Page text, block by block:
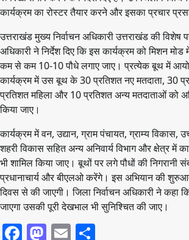
कार्यक्रम का रोस्टर तैयार करने और इसका प्रचार
उत्तराखंड मुख्य निर्वाचन अधिकारी उत्तराखंड की विशेष
अधिकारी ने निर्देश दिए कि इस कार्यक्रम को मिशन
कम से कम 10-10 पौधे लगाए जाए। प्रत्येक बूथ में
कार्यक्रम में उस बूथ के 30 प्रतिशत नए मतदाता, 30
प्रतिशत महिला और 10 प्रतिशत अन्य मतदाताओं को
किया जाए।
कार्यक्रम में वन, उद्यान, ग्राम पंचायत, ग्राम्य विकास,
शहरी विकास सहित अन्य अनिवार्य विभाग और क्षेत्र में
भी शामिल किया जाए। बूथों पर लगे पौधों की निगरानी
प्रधानाचार्य और बीएलओ करेंगे। इस अभियान की
दिवस से की जाएगी। जिला निर्वाचन अधिकारी ने कहा
जाएगा उसकी पूरी देखभाल भी सुनिश्चित की जाए।
Facebook
Mastodon
Email